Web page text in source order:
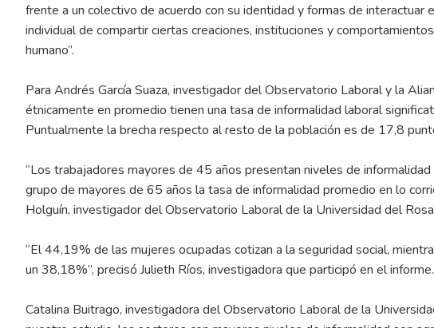
frente a un colectivo de acuerdo con su identidad y formas de interactuar
individual de compartir ciertas creaciones, instituciones y
humano”.
Para Andrés García Suaza, investigador del Observatorio Laboral y la
étnicamente en promedio tienen una tasa de informalidad laboral
Puntualmente la brecha respecto al resto de la población es de 17,8
“Los trabajadores mayores de 45 años presentan niveles de
grupo de mayores de 65 años la tasa de informalidad promedio en lo
Holguín, investigador del Observatorio Laboral de la Universidad del
“El 44,19% de las mujeres ocupadas cotizan a la seguridad social,
un 38,18%”, precisó Julieth Ríos, investigadora que participó en el informe.
Catalina Buitrago, investigadora del Observatorio Laboral de la